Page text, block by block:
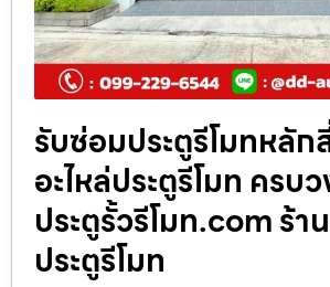
รับซ่อมประตูรีโมทหลัก
อะไหล่ประตูรีโมท ครบ
ประตูรั้วรีโมท.com ร้า
ประตูรีโมท